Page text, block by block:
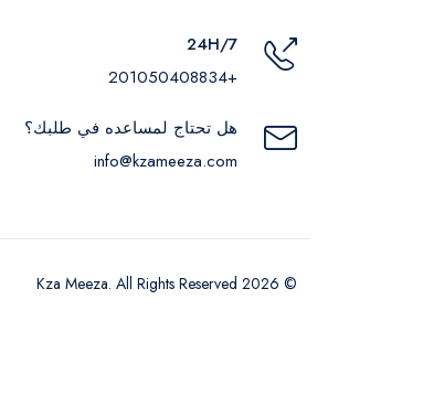
24H/7
+201050408834
هل تحتاج لمساعده في طلبك؟
info@kzameeza.com
© 2026 Kza Meeza. All Rights Reserved